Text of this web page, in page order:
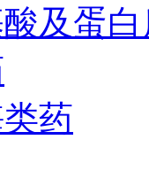
及蛋
药